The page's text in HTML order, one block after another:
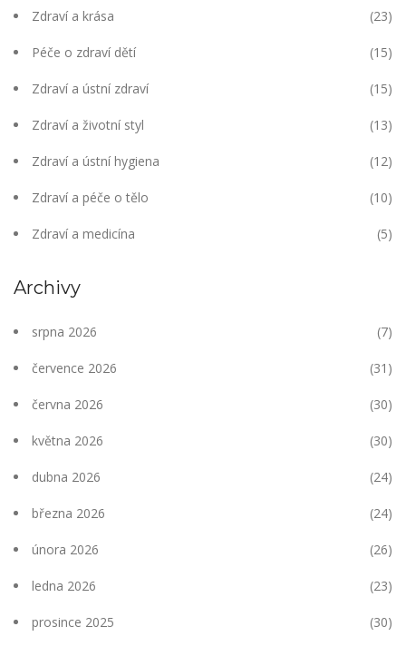
Zdraví a krása (23)
Péče o zdraví dětí (15)
Zdraví a ústní zdraví (15)
Zdraví a životní styl (13)
Zdraví a ústní hygiena (12)
Zdraví a péče o tělo (10)
Zdraví a medicína (5)
Archivy
srpna 2026 (7)
července 2026 (31)
června 2026 (30)
května 2026 (30)
dubna 2026 (24)
března 2026 (24)
února 2026 (26)
ledna 2026 (23)
prosince 2025 (30)